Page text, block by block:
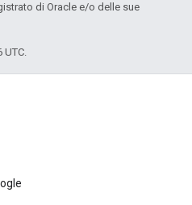
di Oracle e/o delle sue
UTC.